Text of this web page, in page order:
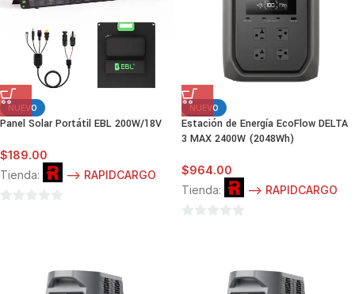
NUEVO
Panel Solar Portátil EBL 200W/18V
$189.00
Tienda:
--> RAPIDCARGO
NUEVO
Estación de Energía EcoFlow DELTA
3 MAX 2400W (2048Wh)
$964.00
Tienda:
--> RAPIDCARGO